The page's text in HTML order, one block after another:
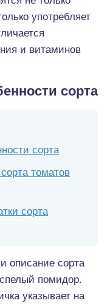
употребляет
и витаминов
сорта
сорта
томатов
сорта
описание сорта
помидор.
указывает на